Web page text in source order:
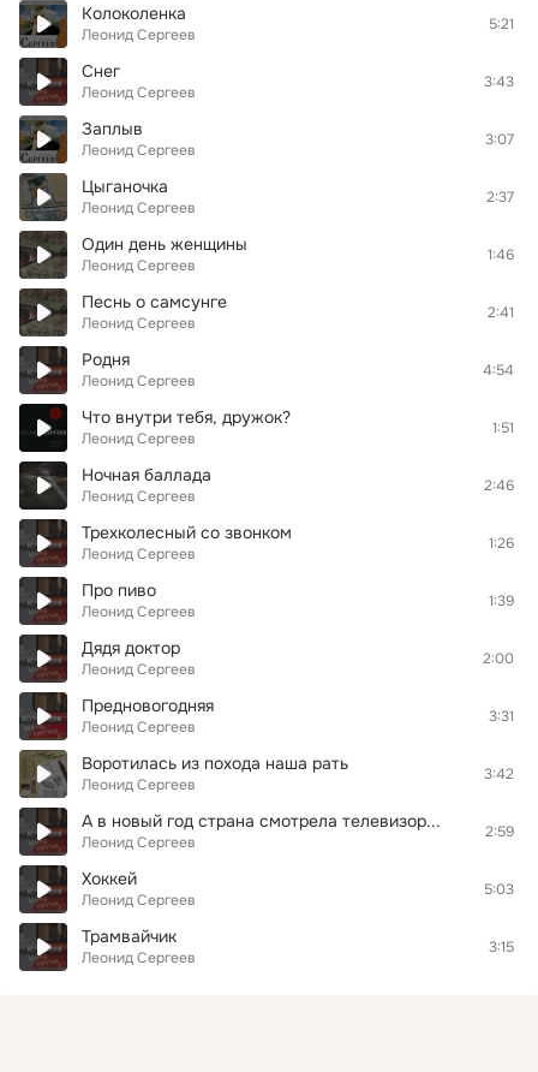
Колоколенка
Леонид Сергеев
5:21
Снег
Леонид Сергеев
3:43
Заплыв
Леонид Сергеев
3:07
Цыганочка
Леонид Сергеев
2:37
Один день женщины
Леонид Сергеев
1:46
Песнь о самсунге
Леонид Сергеев
2:41
Родня
Леонид Сергеев
4:54
Что внутри тебя, дружок?
Леонид Сергеев
1:51
Ночная баллада
Леонид Сергеев
2:46
Трехколесный со звонком
Леонид Сергеев
1:26
Про пиво
Леонид Сергеев
1:39
Дядя доктор
Леонид Сергеев
2:00
Предновогодняя
Леонид Сергеев
3:31
Воротилась из похода наша рать
Леонид Сергеев
3:42
А в новый год страна смотрела телевизор...
Леонид Сергеев
2:59
Хоккей
Леонид Сергеев
5:03
Трамвайчик
Леонид Сергеев
3:15